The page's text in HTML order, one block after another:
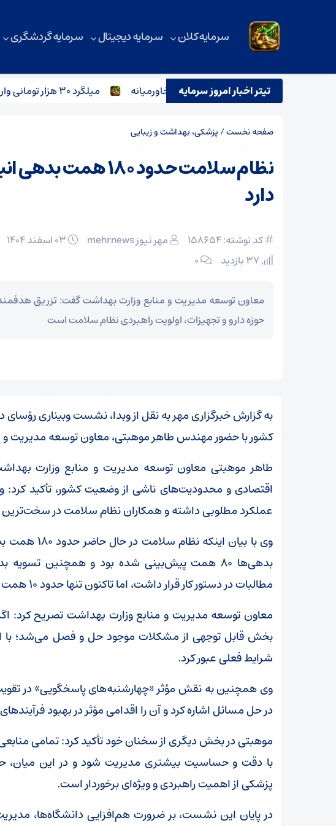
سرمایه کلان سرمایه دیجیتال سرمایه گردشگری
تیتر اخبار امروز سرمایه
تحلیل بازار آهن در روزهای پرتنش خاورمیانه میلگرد ۳۰ هزار تومانی وارد بازار می‌شود؟
صفحه نخست/ پزشکی، بهداشت و زیبایی
نظام سلامت حدود ۱۸۰ همت
دارد
کد نوشته: 158654 مهر نیوز mehrnews
۰
معاون توسعه مدیریت و منابع وزارت بهداشت گفت: تزریق
حوزه دارو و تجهیزات، اولویت راهبردی نظام سلامت است
به گزارش خبرگزاری مهر به نقل از وبدا، نشست وبیناری
کشور با حضور مهندس طاهر موهبتی، معاون توسعه مدیریت و
طاهر موهبتی معاون توسعه مدیریت و منابع وزارت
اقتصادی و محدودیت‌های ناشی از وضعیت کشور، تأکید کرد:
عملکرد مطلوبی داشته و همکاران نظام سلامت در سخت‌ترین
وی با بیان
بدهی‌ها ۸۰ همت پیش‌بینی شده بود و همچنین
مطالبات در دستور کار قرار داشت، اما تاکنون تنها حدود ۱۰ همت محقق شده است.
معاون توسعه مدیریت و منابع وزارت بهداشت تصریح کرد:
بخش قابل توجهی از مشکلات موجود حل و فصل می‌شد؛ با
شرایط فعلی عبور کرد.
وی همچنین به نقش مؤثر «چهارشنبه‌های پاسخگویی» در
در حل مسائل اشاره کرد و آن را اقدامی مؤثر در بهبود
موهبتی در بخش دیگری از سخنان خود تأکید کرد: تمامی
با دقت و حساسیت بیشتری مدیریت شود و در این میان،
پزشکی از اهمیت راهبردی و ویژه‌ای برخوردار است.
در پایان این نشست، بر ضرورت هم‌افزایی دانشگاه‌ها،